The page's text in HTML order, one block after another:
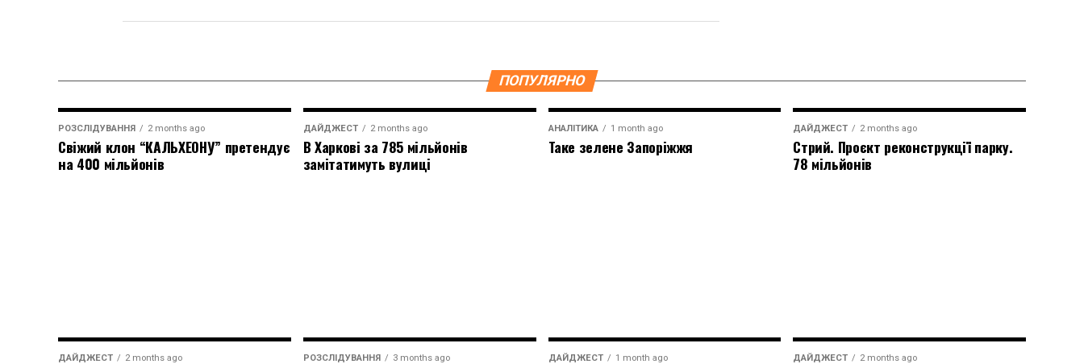
ПОПУЛЯРНО
РОЗСЛІДУВАННЯ 2 months ago
Свіжий клон “КАЛЬХЕОНУ” претендує
на 400 мільйонів
ДАЙДЖЕСТ 2 months ago
В Харкові за 785 мільйонів
замітатимуть вулиці
АНАЛІТИКА 1 month ago
Таке зелене Запоріжжя
ДАЙДЖЕСТ 2 months ago
Стрий. Проєкт реконструкції парку.
78 мільйонів
ДАЙДЖЕСТ 2 months ago РОЗСЛІДУВАННЯ 3 months ago ДАЙДЖЕСТ 1 month ago ДАЙДЖЕСТ 2 months ago